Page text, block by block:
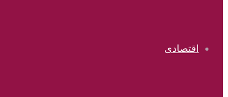
اقتصادی